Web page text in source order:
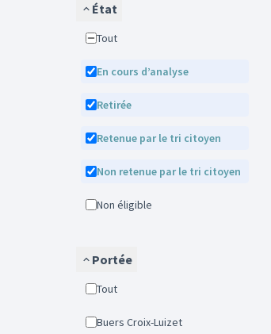
État
Tout
En cours d’analyse
Retirée
Retenue par le tri citoyen
Non retenue par le tri citoyen
Non éligible
Portée
Tout
Buers Croix-Luizet